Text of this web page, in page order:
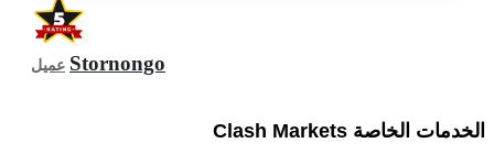
Stornongo عميل
الخدمات الخاصة Clash Markets